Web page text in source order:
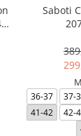
Saboti
36-37 37-
41-42
42-